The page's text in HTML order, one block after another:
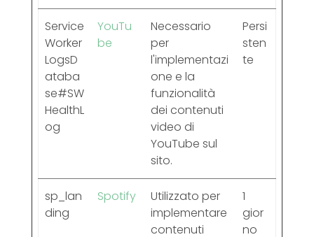
Service
Worker
LogsD
ataba
se#SW
HealthL
og
YouTu
be
Necessario
per
l'implementazi
one e la
funzionalità
dei contenuti
video di
YouTube sul
sito.
Persi
sten
te
sp_lan
ding
Spotify
Utilizzato per
implementare
contenuti
1
gior
no